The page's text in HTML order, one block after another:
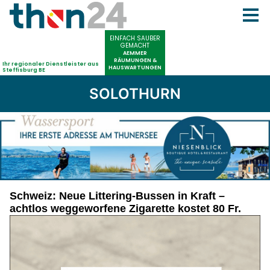
SOLOTHURN
Schweiz: Neue Littering-Bussen in Kraft –
achtlos weggeworfene Zigarette kostet 80 Fr.